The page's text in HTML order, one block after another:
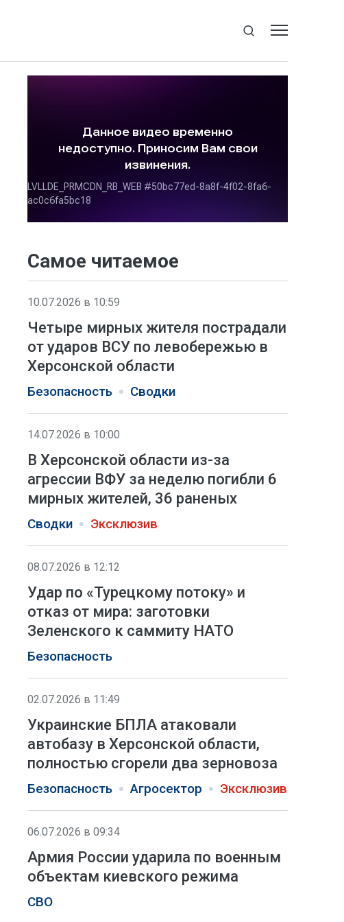
Самое читаемое
10.07.2026 в 10:59
Четыре мирных жителя пострадали
от ударов ВСУ по левобережью в
Херсонской области
Безопасность Сводки
14.07.2026 в 10:00
В Херсонской области из-за
агрессии ВФУ за неделю погибли 6
мирных жителей, 36 раненых
Сводки Эксклюзив
08.07.2026 в 12:12
Удар по «Турецкому потоку» и
отказ от мира: заготовки
Зеленского к саммиту НАТО
Безопасность
02.07.2026 в 11:49
Украинские БПЛА атаковали
автобазу в Херсонской области,
полностью сгорели два зерновоза
Безопасность Агросектор Эксклюзив
06.07.2026 в 09:34
Армия России ударила по военным
объектам киевского режима
СВО